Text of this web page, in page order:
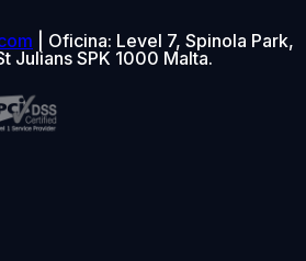
| Oficina: Level 7, Spinola Park,
Julians SPK 1000 Malta.